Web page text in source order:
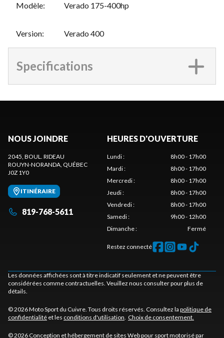
Modèle: Verado 175-400hp
Version: Verado 400
Specifications
NOUS JOINDRE
2045, BOUL. RIDEAU
ROUYN-NORANDA, QUÉBEC
J0Z 1Y0
ITINÉRAIRE
819-768-5611
HEURES D'OUVERTURE
Lundi:
8h00 - 17h00
Mardi:
8h00 - 17h00
Mercredi:
8h00 - 17h00
Jeudi:
8h00 - 17h00
Vendredi:
8h00 - 17h00
Samedi:
9h00 - 12h00
Dimanche: Fermé
Restez connecté
Les données affichées sont à titre indicatif seulement et ne peuvent être
considérées comme contractuelles. Veuillez nous consulter pour plus de
détails.
© 2026 Moto Sport du Cuivre. Tous droits réservés. Consultez la politique de
confidentialité et les conditions d'utilisation. Choix de consentement.
© 2026 Conception et hébergement de sites Web pour sport motorisé par